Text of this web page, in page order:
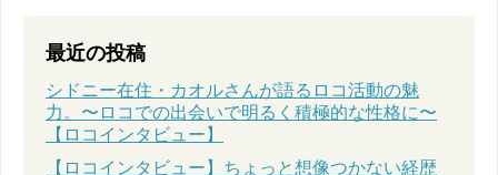
最近の投稿
シドニー在住・カオルさんが語るロコ活動の魅
力。〜ロコでの出会いで明るく積極的な性格に〜
【ロコインタビュー】
【ロコインタビュー】ちょっと想像つかない経歴